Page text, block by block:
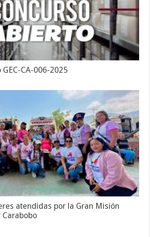
CA-006-2025
atendidas por la Gran Misión